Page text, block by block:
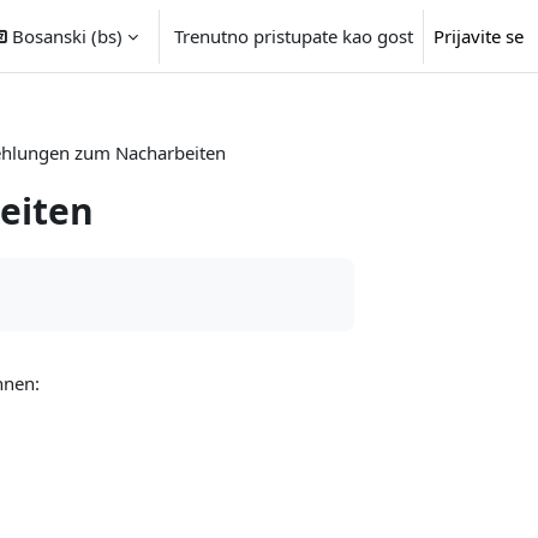
Bosanski ‎(bs)‎ Trenutno pristupate kao gost Prijavite se
zum Nacharbeiten